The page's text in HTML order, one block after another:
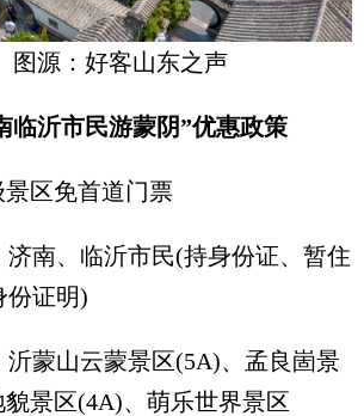
图源：好客山东之声
临沂市民游蒙阴”优惠政策
区免首道门票
南、临沂市民(持身份证、暂住
份证明)
蒙山云蒙景区(5A)、孟良崮景
景区(4A)、萌乐世界景区